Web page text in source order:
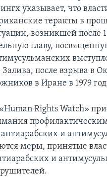
указывает, что
теракты в
возникшей
главу,
после взрыва в
в Иране в 1979
Rights Watch»
и
меры, принятые
и